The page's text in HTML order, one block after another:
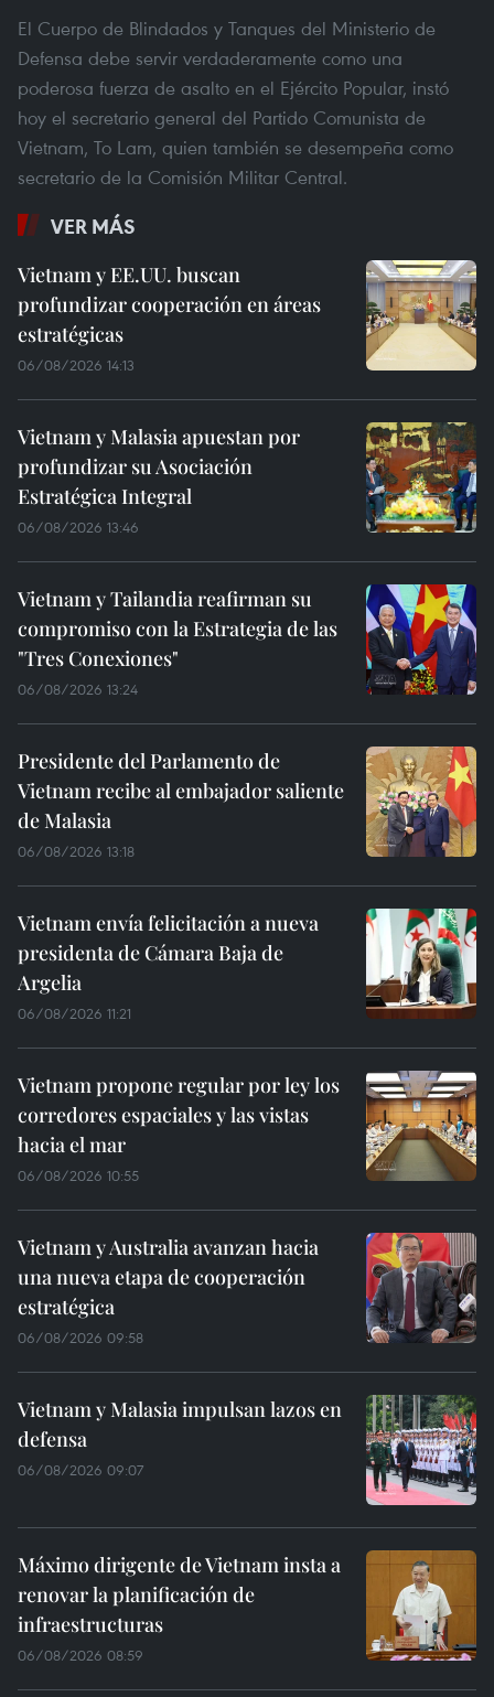
El Cuerpo de Blindados y Tanques del Ministerio de
Defensa debe servir verdaderamente como una
poderosa fuerza de asalto en el Ejército Popular, instó
hoy el secretario general del Partido Comunista de
Vietnam, To Lam, quien también se desempeña como
secretario de la Comisión Militar Central.
VER MÁS
Vietnam y EE.UU. buscan
profundizar cooperación en áreas
estratégicas
06/08/2026 14:13
Vietnam y Malasia apuestan por
profundizar su Asociación
Estratégica Integral
06/08/2026 13:46
Vietnam y Tailandia reafirman su
compromiso con la Estrategia de las
"Tres Conexiones"
06/08/2026 13:24
Presidente del Parlamento de
Vietnam recibe al embajador saliente
de Malasia
06/08/2026 13:18
Vietnam envía felicitación a nueva
presidenta de Cámara Baja de
Argelia
06/08/2026 11:21
Vietnam propone regular por ley los
corredores espaciales y las vistas
hacia el mar
06/08/2026 10:55
Vietnam y Australia avanzan hacia
una nueva etapa de cooperación
estratégica
06/08/2026 09:58
Vietnam y Malasia impulsan lazos en
defensa
06/08/2026 09:07
Máximo dirigente de Vietnam insta a
renovar la planificación de
infraestructuras
06/08/2026 08:59